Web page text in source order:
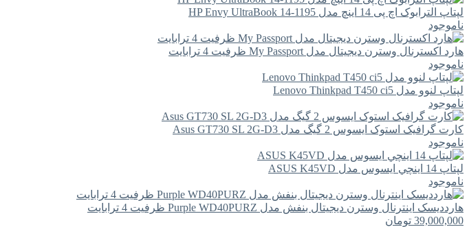
لپتاپ الترابوک اچ پی 14 اینچ مدل HP Envy UltraBook 14-1195
ناموجود
هارد اکسترنال وسترن دیجیتال مدل My Passport ظرفیت 4 ترابایت
ناموجود
لپتاپ لنوو مدل Lenovo Thinkpad T450 ci5
ناموجود
کارت گرافیک استوک ایسوس 2 گیگ مدل Asus GT730 SL 2G-D3
ناموجود
لپتاپ 14 اينچي ايسوس مدل ASUS K45VD
ناموجود
هارددیسک اینترنال وسترن دیجیتال بنفش مدل Purple WD40PURZ ظرفیت 4 ترابایت
39,000,000 تومان